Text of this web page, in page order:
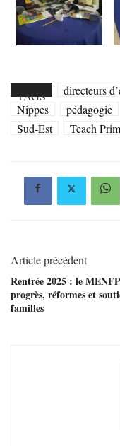
TAGS directeurs
Nippes
pédagogie
Sud-Est
Teach
Article précédent
Rentrée 2025 : le
progrès, réformes et
familles